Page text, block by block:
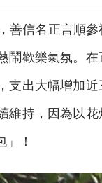
善信名正言順參
鬧歡樂氣氛。在
支出大幅增加近
維持，因為以花
！